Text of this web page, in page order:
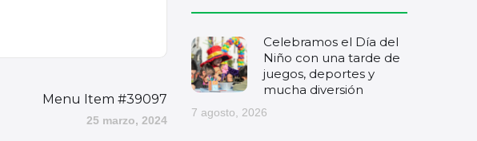
Menu Item #39097
25 marzo, 2024
Celebramos el Día del
Niño con una tarde de
juegos, deportes y
mucha diversión
7 agosto, 2026